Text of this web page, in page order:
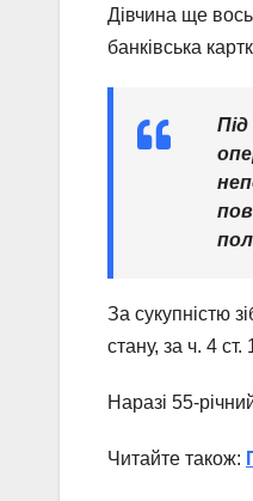
Дівчина ще
банківська
За сукупністю
стану, за ч. 4
Наразі 55-
Читайте також: